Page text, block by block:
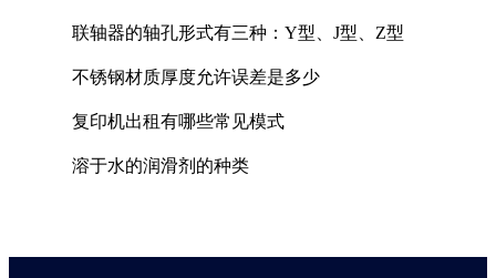
联轴器的轴孔形式有三种：Y型、J型、Z型
不锈钢材质厚度允许误差是多少
复印机出租有哪些常见模式
溶于水的润滑剂的种类